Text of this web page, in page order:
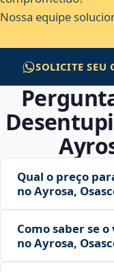
Nossa equipe
SOLICITE SEU
Qual o preço
no Ayrosa,
Como saber se
no Ayrosa,